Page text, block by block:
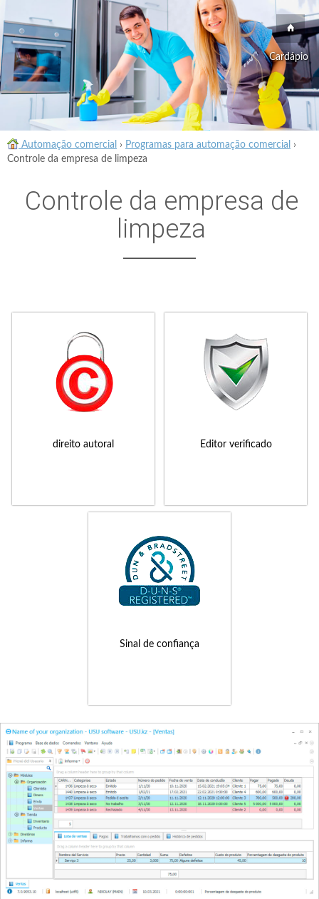
Cardápio
Automação comercial › Programas para automação comercial
›
Controle da empresa de limpeza
Controle da empresa de
limpeza
direito autoral Editor verificado
Sinal de confiança